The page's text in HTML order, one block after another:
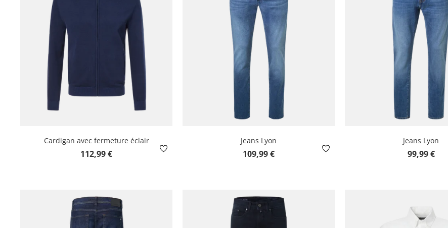
Cardigan avec fermeture éclair
Prix régulier :
112,99 €
Jeans Lyon
Prix régulier :
109,99 €
Jeans Lyon
Prix régulier :
99,99 €